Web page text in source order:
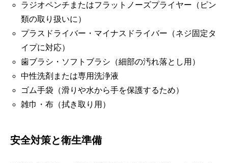
ラジオペンチまたはフラットノーズプライヤー（ピン
類の取り扱いに）
プラスドライバー・マイナスドライバー（ネジ固定タ
イプに対応）
歯ブラシ・ソフトブラシ（細部の汚れ落とし用）
中性洗剤または専用洗浄液
ゴム手袋（滑りや水から手を保護するため）
雑巾・布（拭き取り用）
安全対策と衛生準備